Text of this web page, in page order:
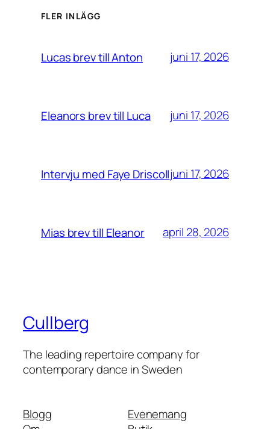
FLER INLÄGG
Lucas brev till Anton juni 17, 2026
Eleanors brev till Luca juni 17, 2026
Intervju med Faye Driscolljuni 17, 2026
Mias brev till Eleanor april 28, 2026
Cullberg
The leading repertoire company for
contemporary dance in Sweden
Blogg
Evenemang